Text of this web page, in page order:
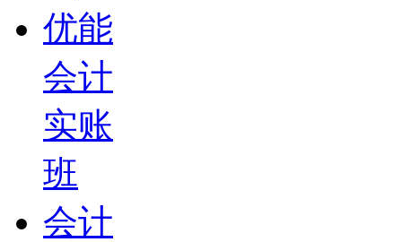
优能
会计
实账
班
会计